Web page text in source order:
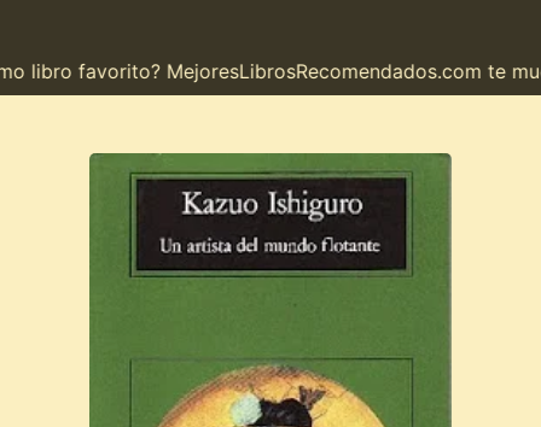
favorito? MejoresLibrosRecomendados.com te